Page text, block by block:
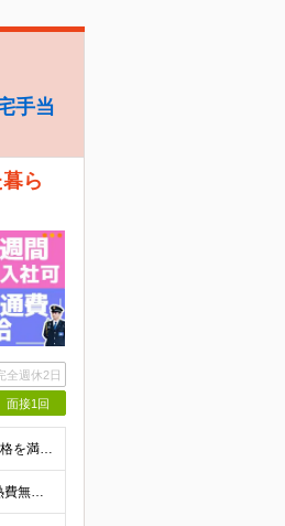
手当
ら
全週休2日
面接1回
【未経験OK｜ブランクがある方・第二新卒の方・正社員が初めての方も歓迎！】 ★応募資格を満たす方は面接確約！ ★20代・30代の若手スタッフも多数活躍中！ ◎58歳以下の方（長期のキャリア形成を図る
★想定月収31.4万円～＋賞与年2回（59万円以上） ★入社お祝い金15万円支給 ★水道+光熱費無料の家賃がリーズナブルな社員寮(単身寮)あり！ ★住宅手当&家族手当あり 月給24万5000円以上(